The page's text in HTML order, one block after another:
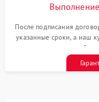
После подписания
указанные сроки, а наш